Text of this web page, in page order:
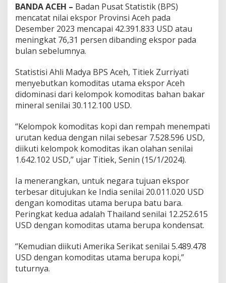
BANDA ACEH – Badan Pusat Statistik (BPS)
mencatat nilai ekspor Provinsi Aceh pada
Desember 2023 mencapai 42.391.833 USD atau
meningkat 76,31 persen dibanding ekspor pada
bulan sebelumnya.
Statistisi Ahli Madya BPS Aceh, Titiek Zurriyati
menyebutkan komoditas utama ekspor Aceh
didominasi dari kelompok komoditas bahan bakar
mineral senilai 30.112.100 USD.
“Kelompok komoditas kopi dan rempah menempati
urutan kedua dengan nilai sebesar 7.528.596 USD,
diikuti kelompok komoditas ikan olahan senilai
1.642.102 USD,” ujar Titiek, Senin (15/1/2024).
Ia menerangkan, untuk negara tujuan ekspor
terbesar ditujukan ke India senilai 20.011.020 USD
dengan komoditas utama berupa batu bara.
Peringkat kedua adalah Thailand senilai 12.252.615
USD dengan komoditas utama berupa kondensat.
“Kemudian diikuti Amerika Serikat senilai 5.489.478
USD dengan komoditas utama berupa kopi,”
tuturnya.